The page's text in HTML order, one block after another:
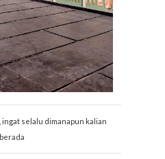
, ingat selalu dimanapun kalian
berada